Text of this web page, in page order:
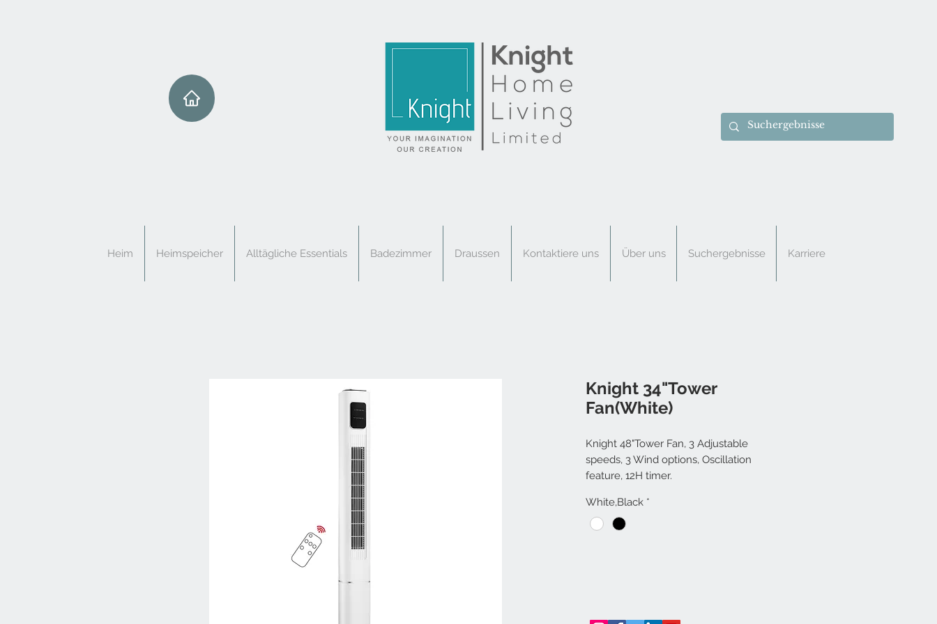
Knight 34"Tower
Fan(White)
Knight 48"Tower Fan, 3 Adjustable
speeds, 3 Wind options, Oscillation
feature, 12H timer.
White,Black *
Heim Heimspeicher Alltägliche Essentials Badezimmer Draussen Kontaktiere uns Über uns Suchergebnisse Karriere